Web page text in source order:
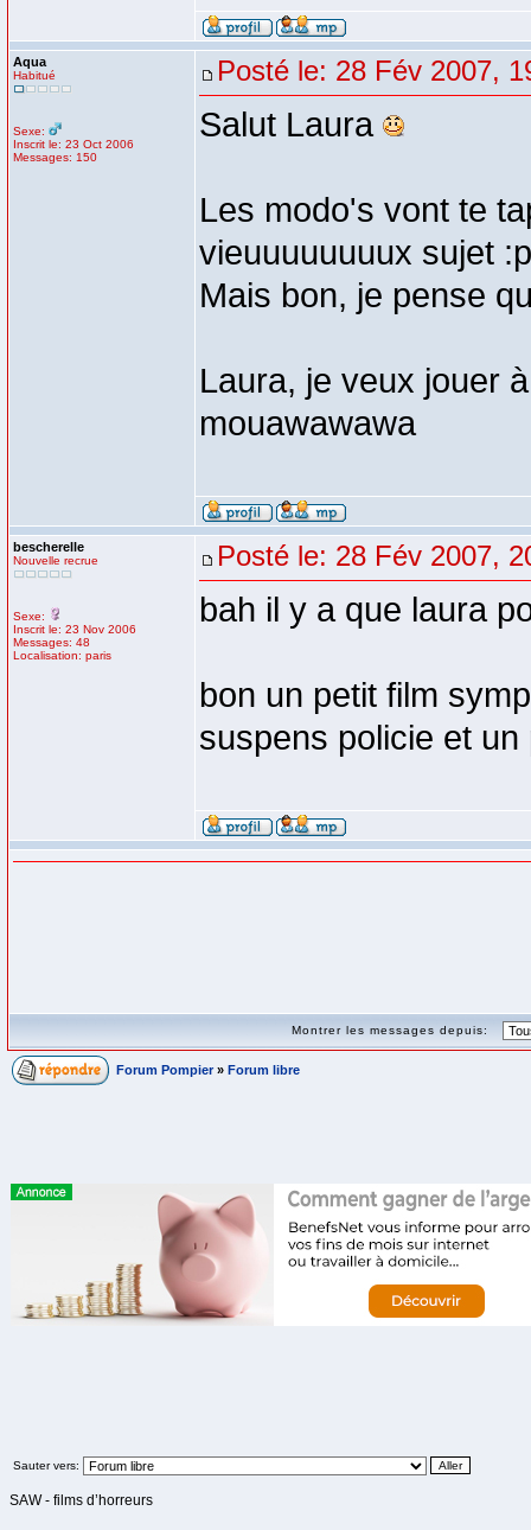
Aqua
Habitué
Sexe:
Inscrit le: 23 Oct 2006
Messages: 150
Posté le: 28 Fév 2007,
Salut Laura
Les modo's vont te
vieuuuuuuuux sujet :p
Mais bon, je pense
Laura, je veux jouer
mouawawawa
bescherelle
Nouvelle recrue
Sexe:
Inscrit le: 23 Nov 2006
Messages: 48
Localisation: paris
Posté le: 28 Fév 2007,
bah il y a que laura
bon un petit film
suspens policie et
Montrer les messages depuis:
Forum Pompier » Forum libre
Sauter vers:
SAW - films d’horreurs